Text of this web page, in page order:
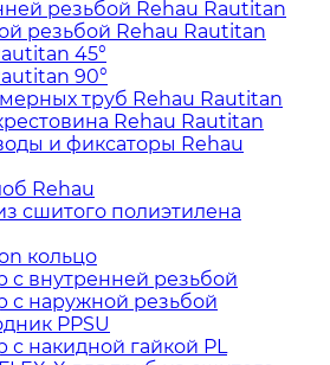
резьбой Rehau Rautitan
резьбой Rehau Rautitan
45°
90°
труб Rehau Rautitan
Rehau Rautitan
и фиксаторы Rehau
Rehau
сшитого полиэтилена
кольцо
с внутренней резьбой
с наружной резьбой
PPSU
с накидной гайкой PL